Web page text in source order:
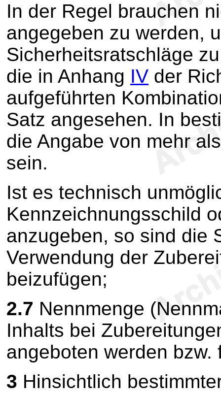
In der Regel brauchen
angegeben zu werden,
Sicherheitsratschläge
die in Anhang IV der
aufgeführten
Satz angesehen. In
die Angabe von mehr
sein.
Ist es technisch
Kennzeichnungsschild
anzugeben, so sind die
Verwendung der
beizufügen;
2.7 Nennmenge
Inhalts bei
angeboten werden
3 Hinsichtlich